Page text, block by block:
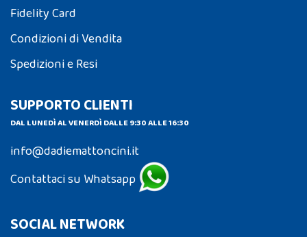
Fidelity Card
Condizioni di Vendita
Spedizioni e Resi
SUPPORTO CLIENTI
DAL LUNEDÌ AL VENERDÌ DALLE 9:30 ALLE 16:30
info@dadiemattoncini.it
Contattaci su Whatsapp
SOCIAL NETWORK